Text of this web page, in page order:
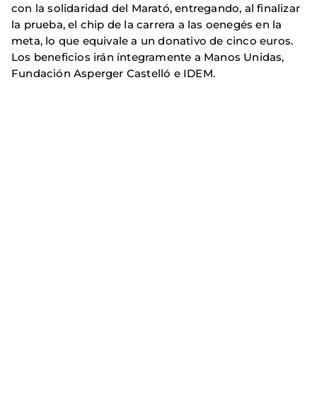
con la solidaridad del Marató, entregando, al finalizar
la prueba, el chip de la carrera a las oenegés en la
meta, lo que equivale a un donativo de cinco euros.
Los beneficios irán íntegramente a Manos Unidas,
Fundación Asperger Castelló e IDEM.